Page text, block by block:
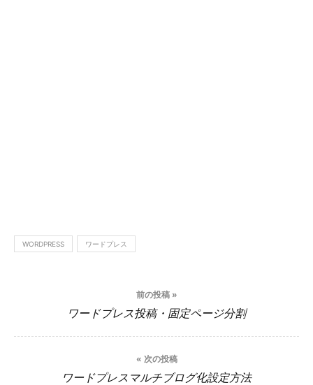
WORDPRESS ワードプレス
ナ
前の投稿 »
ワードプレス投稿・固定ページ分割
« 次の投稿
ワードプレスマルチブログ化設定方法